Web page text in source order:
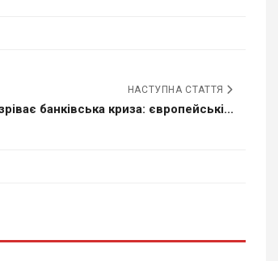
НАСТУПНА СТАТТЯ
банківська криза: європейські...